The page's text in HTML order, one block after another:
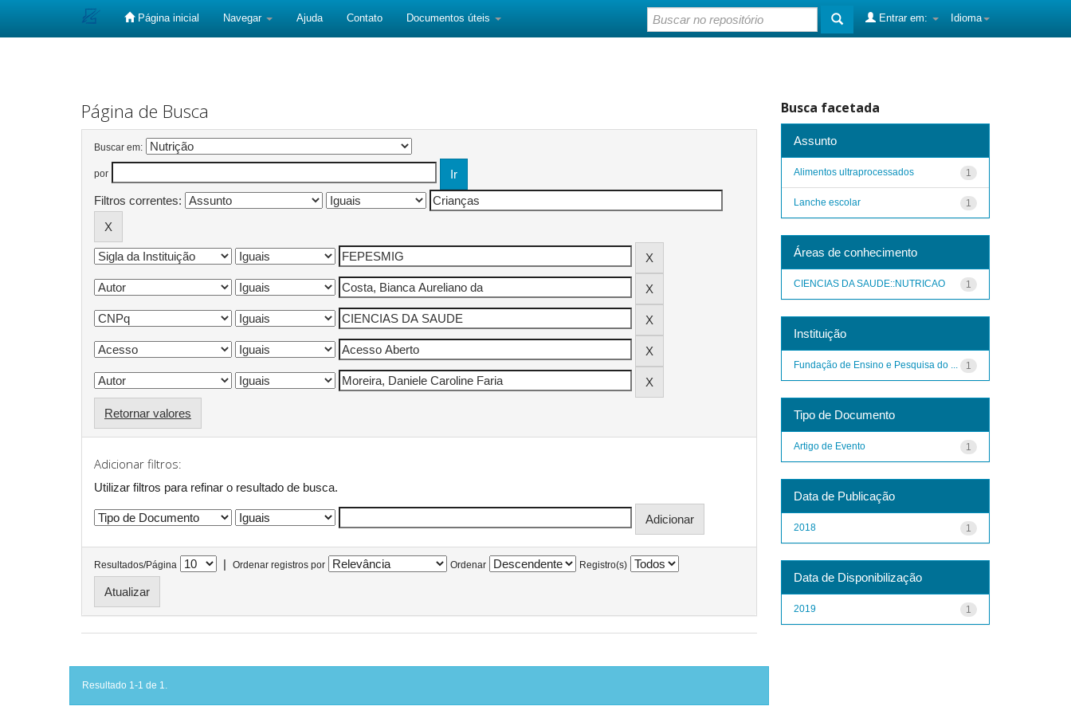
Página inicial Navegar Ajuda Contato Documentos úteis Idioma
Entrar em:
Página de Busca
Buscar em:
por
Filtros correntes:
Retornar valores
Adicionar filtros:
Utilizar filtros para refinar o resultado de busca.
Resultados/Página | Ordenar registros por Ordenar Registro(s)
Resultado 1-1 de 1.
Busca facetada
Assunto
1
Alimentos ultraprocessados
1
Lanche escolar
Áreas de conhecimento
1
CIENCIAS DA SAUDE::NUTRICAO
Instituição
1
Fundação de Ensino e Pesquisa do ...
Tipo de Documento
1
Artigo de Evento
Data de Publicação
1
2018
Data de Disponibilização
1
2019